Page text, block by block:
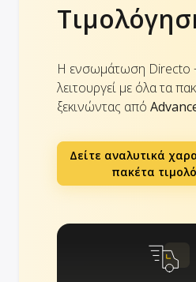
Η ενσωμάτωση Directo
λειτουργεί με όλα τα
ξεκινώντας από
Δείτε αναλυτικά
πακέτα